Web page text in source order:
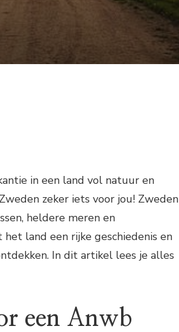
in een land vol natuur en
zeker iets voor jou! Zweden
heldere meren en
land een rijke geschiedenis en
In dit artikel lees je alles
een Anwb